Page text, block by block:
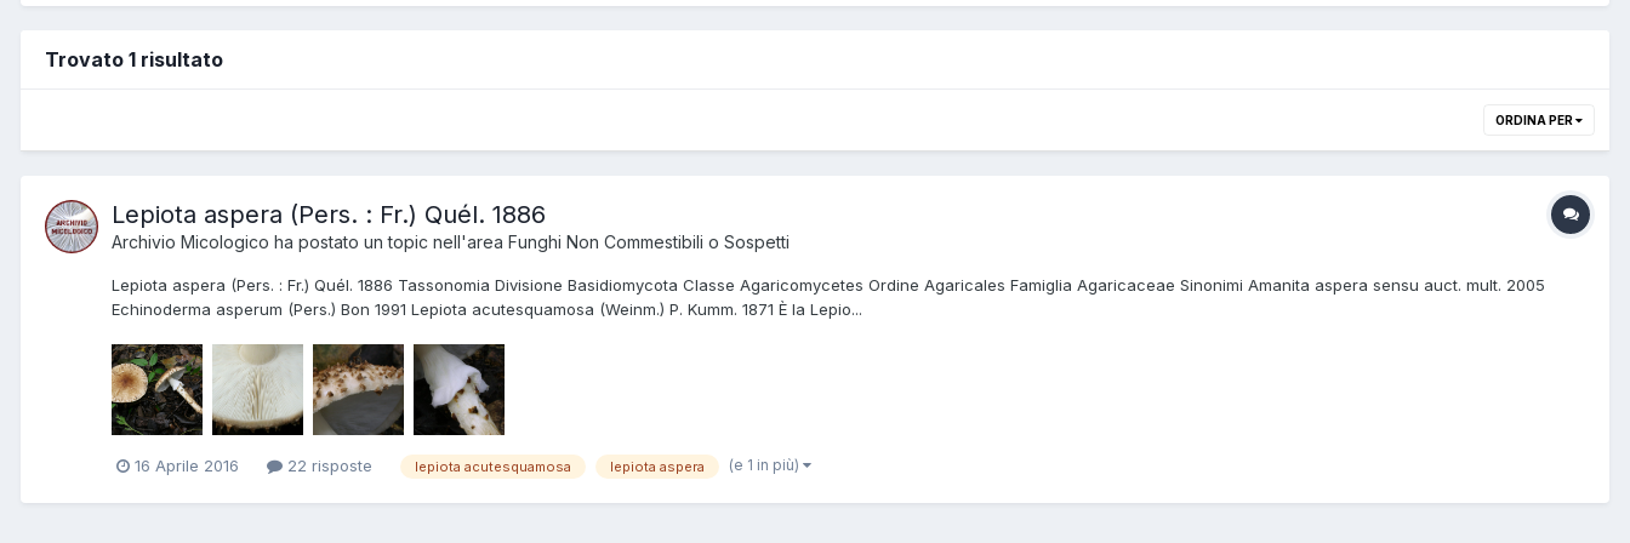
Trovato 1 risultato
ORDINA PER
Lepiota aspera (Pers. : Fr.) Quél. 1886
Archivio Micologico ha postato un topic nell'area Funghi Non Commestibili o Sospetti
Lepiota aspera (Pers. : Fr.) Quél. 1886 Tassonomia Divisione Basidiomycota Classe Agaricomycetes Ordine Agaricales Famiglia Agaricaceae Sinonimi Amanita aspera sensu auct. mult. 2005
Echinoderma asperum (Pers.) Bon 1991 Lepiota acutesquamosa (Weinm.) P. Kumm. 1871 È la Lepio...
16 Aprile 2016 22 risposte lepiota acutesquamosa lepiota aspera (e 1 in più)